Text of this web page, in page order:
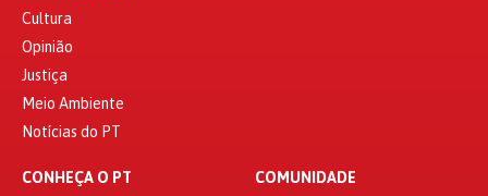
Cultura
Opinião
Justiça
Meio Ambiente
Notícias do PT
CONHEÇA O PT COMUNIDADE